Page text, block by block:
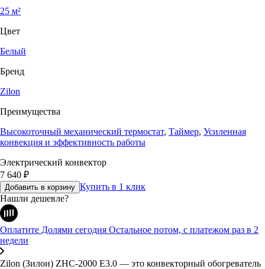
25 м²
Цвет
Белый
Бренд
Zilon
Преимущества
Высокоточный механический термостат, Таймер, Усиленная
конвекция и эффективность работы
Электрический конвектор
7 640 ₽
Добавить в корзину Купить в 1 клик
Нашли дешевле?
Оплатите Долями сегодня Остальное потом, с платежом раз в 2
недели
Zilon (Зилон) ZHC-2000 Е3.0 — это конвекторный обогреватель